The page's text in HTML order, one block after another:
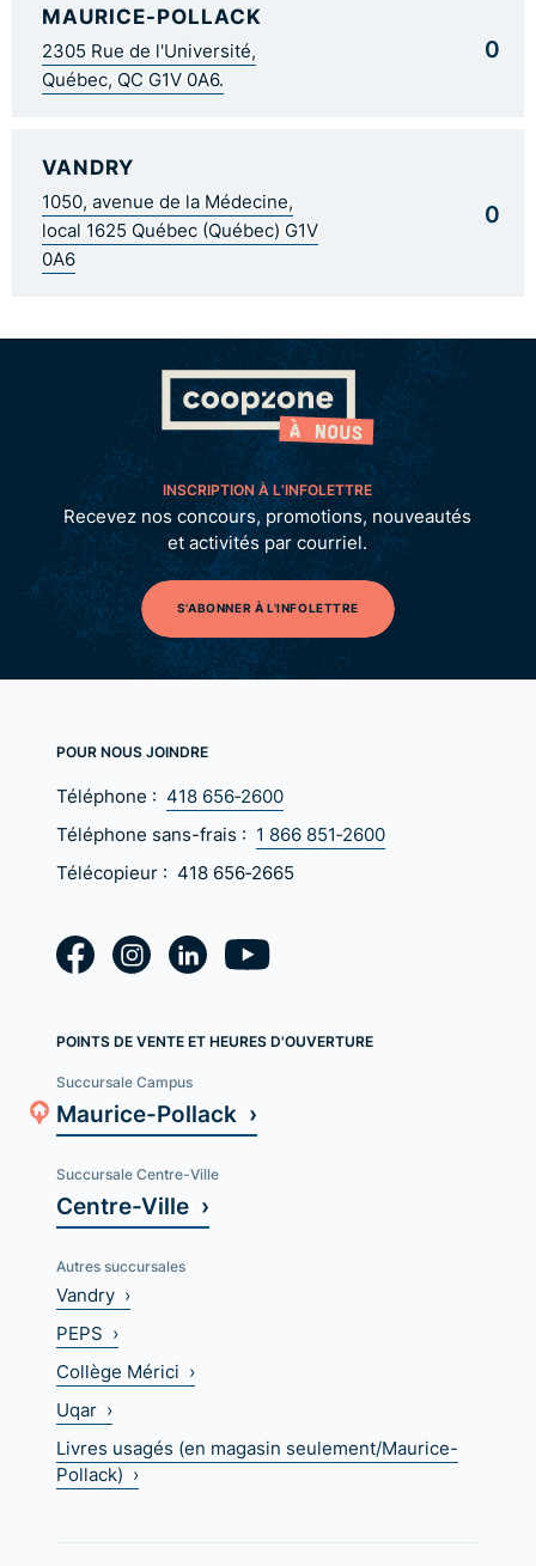
MAURICE-POLLACK
2305 Rue de l'Université,
Québec, QC G1V 0A6.
0
VANDRY
1050, avenue de la Médecine,
local 1625 Québec (Québec) G1V
0A6
0
INSCRIPTION À L’INFOLETTRE
Recevez nos concours, promotions, nouveautés
et activités par courriel.
S'ABONNER À L'INFOLETTRE
POUR NOUS JOINDRE
Téléphone : 418 656‑2600
Téléphone sans-frais : 1 866 851‑2600
Télécopieur : 418 656‑2665
POINTS DE VENTE ET HEURES D'OUVERTURE
Succursale Campus
Maurice-Pollack ›
Succursale Centre-Ville
Centre-Ville ›
Autres succursales
Vandry ›
PEPS ›
Collège Mérici ›
Uqar ›
Livres usagés (en magasin seulement/Maurice-
Pollack) ›